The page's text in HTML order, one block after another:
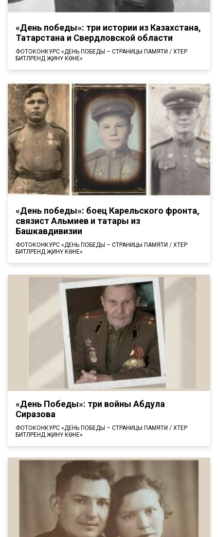
«День победы»: три истории из Казахстана,
Татарстана и Свердловской области
ФОТОКОНКУРС «ДЕНЬ ПОБЕДЫ – СТРАНИЦЫ ПАМЯТИ / ХӘТЕР
БИТЛӘРЕНДӘ ҖИНҮ КӨНЕ»
«День победы»: боец Карельского фронта,
связист Альмиев и татары из
Башкавдивизии
ФОТОКОНКУРС «ДЕНЬ ПОБЕДЫ – СТРАНИЦЫ ПАМЯТИ / ХӘТЕР
БИТЛӘРЕНДӘ ҖИНҮ КӨНЕ»
«День Победы»: три войны Абдула
Сиразова
ФОТОКОНКУРС «ДЕНЬ ПОБЕДЫ – СТРАНИЦЫ ПАМЯТИ / ХӘТЕР
БИТЛӘРЕНДӘ ҖИНҮ КӨНЕ»